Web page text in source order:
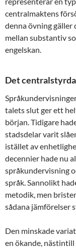
centralmaktens
denna övning gäller
mellan substantiv
engelskan.
Det
talets slut ger ett
början. Tidigare
stadsdelar varit
istället av
decennier hade nu
språkundervisning
språk. Sannolikt
metodik, men
sådana jämförelser
Den minskade
en ökande,